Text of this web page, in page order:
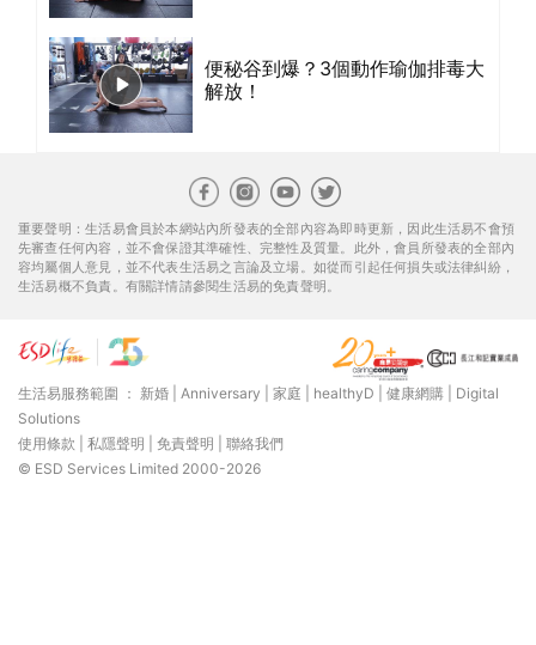
便秘谷到爆？3個動作瑜伽排毒大
解放！
重要聲明：生活易會員於本網站內所發表的全部內容為即時更新，因此生活易不會預
先審查任何內容，並不會保證其準確性、完整性及質量。此外，會員所發表的全部內
容均屬個人意見，並不代表生活易之言論及立場。如從而引起任何損失或法律糾紛，
生活易概不負責。有關詳情請參閱生活易的免責聲明。
生活易服務範圍 ： 新婚 Anniversary 家庭 healthyD 健康網購
Digital
Solutions
使用條款
私隱聲明 免責聲明
聯絡我們
© ESD Services Limited 2000-2026